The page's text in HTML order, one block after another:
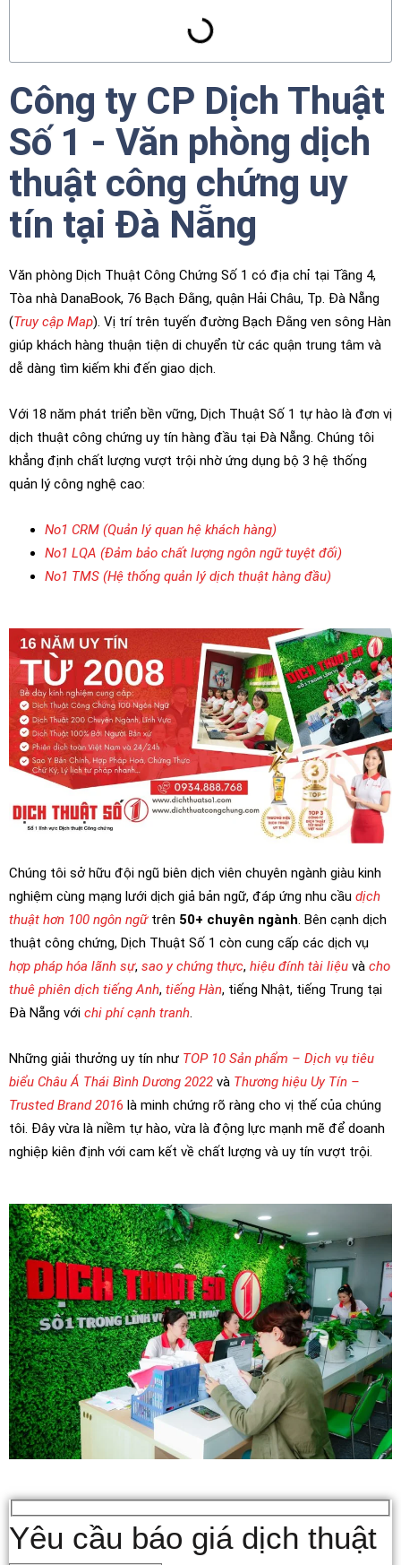
Công ty CP Dịch Thuật
Số 1 - Văn phòng dịch
thuật công chứng uy
tín tại Đà Nẵng​
Văn phòng Dịch Thuật Công Chứng Số 1 có địa chỉ tại Tầng 4,
Tòa nhà DanaBook, 76 Bạch Đằng, quận Hải Châu, Tp. Đà Nẵng
(Truy cập Map). Vị trí trên tuyến đường Bạch Đằng ven sông Hàn
giúp khách hàng thuận tiện di chuyển từ các quận trung tâm và
dễ dàng tìm kiếm khi đến giao dịch.
Với 18 năm phát triển bền vững, Dịch Thuật Số 1 tự hào là đơn vị
dịch thuật công chứng uy tín hàng đầu tại Đà Nẵng. Chúng tôi
khẳng định chất lượng vượt trội nhờ ứng dụng bộ 3 hệ thống
quản lý công nghệ cao:
No1 CRM (Quản lý quan hệ khách hàng)
No1 LQA (Đảm bảo chất lượng ngôn ngữ tuyệt đối)
No1 TMS (Hệ thống quản lý dịch thuật hàng đầu)
Chúng tôi sở hữu đội ngũ biên dịch viên chuyên ngành giàu kinh
nghiệm cùng mạng lưới dịch giả bản ngữ, đáp ứng nhu cầu dịch
thuật hơn 100 ngôn ngữtrên 50+ chuyên ngành. Bên cạnh dịch
thuật công chứng, Dịch Thuật Số 1 còn cung cấp các dịch vụ
hợp pháp hóa lãnh sự, sao y chứng thực, hiệu đính tài liệu và cho
thuê phiên dịch tiếng Anh, tiếng Hàn, tiếng Nhật, tiếng Trung tại
Đà Nẵng với chi phí cạnh tranh.
Những giải thưởng uy tín như TOP 10 Sản phẩm – Dịch vụ tiêu
biểu Châu Á Thái Bình Dương 2022 và Thương hiệu Uy Tín –
Trusted Brand 2016 là minh chứng rõ ràng cho vị thế của chúng
tôi. Đây vừa là niềm tự hào, vừa là động lực mạnh mẽ để doanh
nghiệp kiên định với cam kết về chất lượng và uy tín vượt trội.
Yêu cầu báo giá dịch thuật